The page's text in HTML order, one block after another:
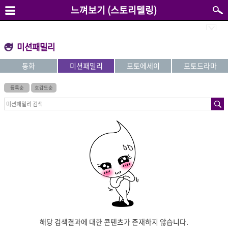
느껴보기 (스토리텔링)
미션패밀리
동화 미션패밀리 포토에세이 포토드라마
등록순 호감도순
해당 검색결과에 대한 콘텐츠가 존재하지 않습니다.